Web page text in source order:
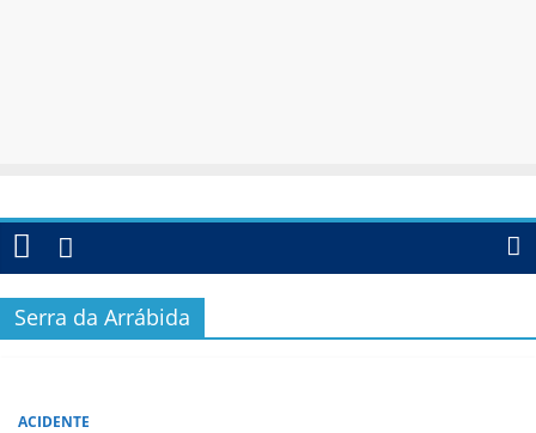
Serra da Arrábida
ACIDENTE